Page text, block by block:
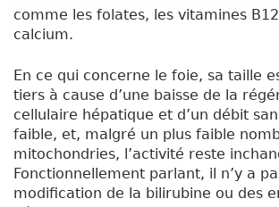
comme les folates, les vitamines
calcium.
En ce qui concerne le foie, sa taille
tiers à cause d’une baisse de la
cellulaire hépatique et d’un débit
faible, et, malgré un plus faible
mitochondries, l’activité reste
Fonctionnellement parlant, il n’y a
modification de la bilirubine ou des